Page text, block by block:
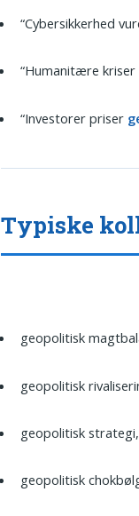
“Cybersikkerhed
“Humanitære
“Investorer priser
Typiske
geopolitisk
geopolitisk
geopolitisk
geopolitisk